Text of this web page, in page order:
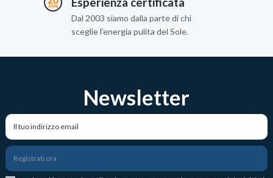
Dal 2003 siamo dalla parte di chi
sceglie l’energia pulita del Sole.
Newsletter
Registrati ora